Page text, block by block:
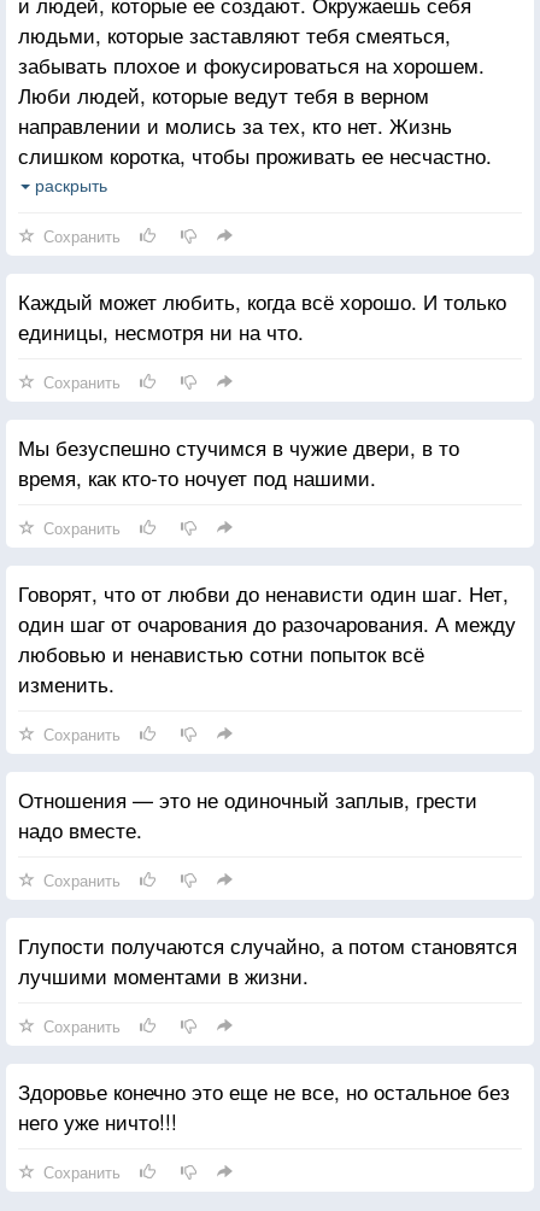
людьми, которые заставляют тебя смеяться,
забывать плохое и фокусироваться на хорошем.
Люби людей, которые ведут тебя в верном
направлении и молись за тех, кто нет. Жизнь
слишком коротка, чтобы проживать ее несчастно.
Падение - это часть жизни, но восстание - сама
раскрыть
Сохранить
Каждый может любить, когда всё хорошо. И только
единицы, несмотря ни на что.
Сохранить
Мы безуспешно стучимся в чужие двери, в то
время, как кто-то ночует под нашими.
Сохранить
Говорят, что от любви до ненависти один шаг. Нет,
один шаг от очарования до разочарования. А между
любовью и ненавистью сотни попыток всё
изменить.
Сохранить
Отношения — это не одиночный заплыв, грести
надо вместе.
Сохранить
Глупости получаются случайно, а потом становятся
лучшими моментами в жизни.
Сохранить
Здоровье конечно это еще не все, но остальное без
него уже ничто!!!
Сохранить